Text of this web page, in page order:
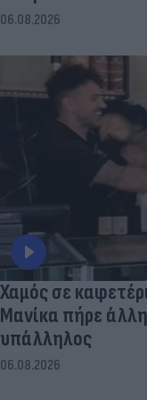
06.08.2026
Χαμός σε
Μανίκα πήρε
υπάλληλος
06.08.2026